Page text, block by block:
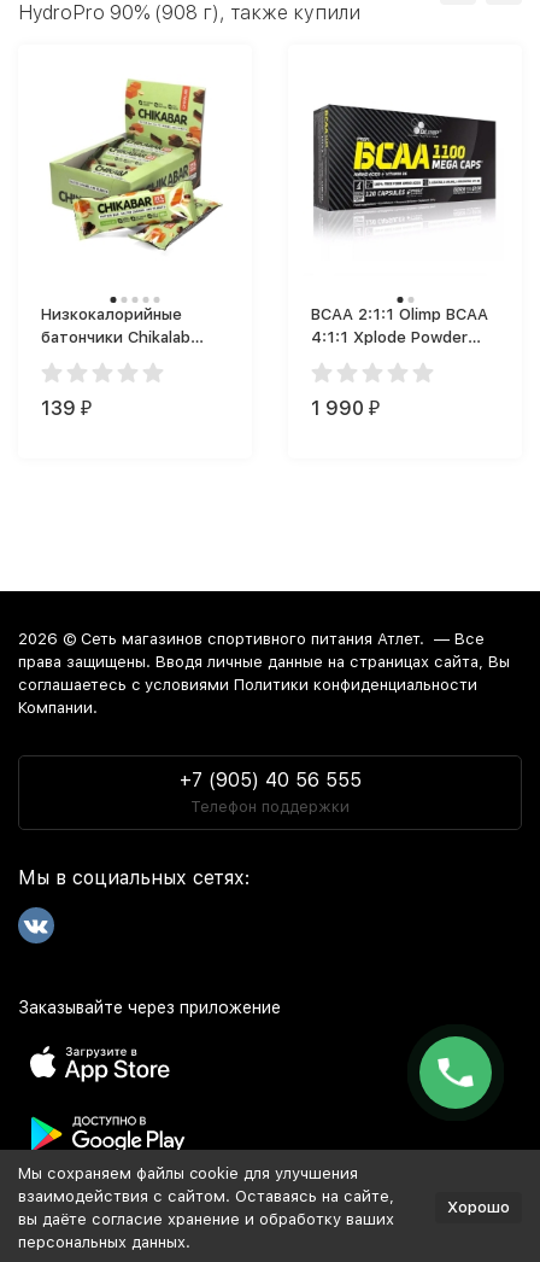
HydroPro 90% (908 г), также купили
Низкокалорийные
батончики Chikalab
Chikabar (60 г)
139 ₽
BCAA 2:1:1 Olimp BCAA
4:1:1 Xplode Powder
(120 капс.)
1 990 ₽
2026 © Сеть магазинов спортивного питания Атлет. — Все
права защищены. Вводя личные данные на страницах сайта, Вы
соглашаетесь c условиями Политики конфиденциальности
Компании.
+7 (905) 40 56 555
Телефон поддержки
Мы в социальных сетях:
Заказывайте через приложение
Популярное
Мы сохраняем файлы cookie для улучшения
взаимодействия с сайтом. Оставаясь на сайте,
вы даёте согласие хранение и обработку ваших
персональных данных.
Хорошо